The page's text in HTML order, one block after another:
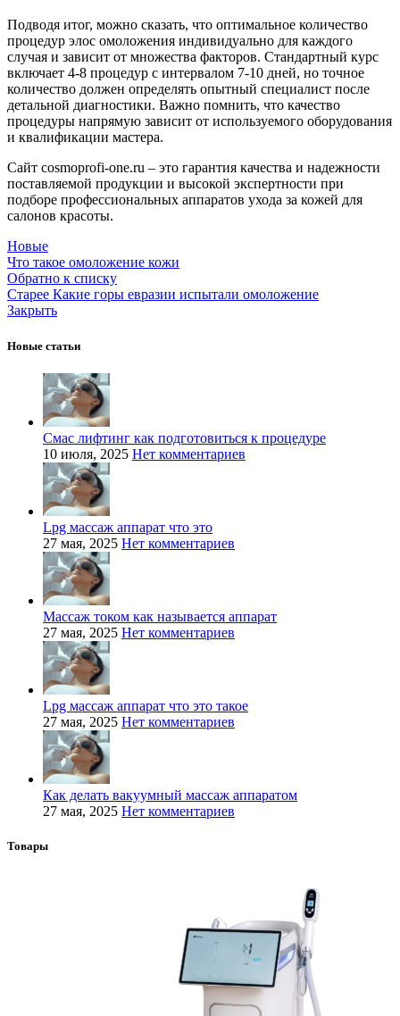
Подводя итог, можно сказать, что оптимальное количество
процедур элос омоложения индивидуально для каждого
случая и зависит от множества факторов. Стандартный курс
включает 4-8 процедур с интервалом 7-10 дней, но точное
количество должен определять опытный специалист после
детальной диагностики. Важно помнить, что качество
процедуры напрямую зависит от используемого оборудования
и квалификации мастера.
Сайт cosmoprofi-one.ru – это гарантия качества и надежности
поставляемой продукции и высокой экспертности при
подборе профессиональных аппаратов ухода за кожей для
салонов красоты.
Новые
Что такое омоложение кожи
Обратно к списку
Старее Какие горы евразии испытали омоложение
Закрыть
Новые статьи
Смас лифтинг как подготовиться к процедуре
10 июля, 2025 Нет комментариев
Lpg массаж аппарат что это
27 мая, 2025 Нет комментариев
Массаж током как называется аппарат
27 мая, 2025 Нет комментариев
Lpg массаж аппарат что это такое
27 мая, 2025 Нет комментариев
Как делать вакуумный массаж аппаратом
27 мая, 2025 Нет комментариев
Товары